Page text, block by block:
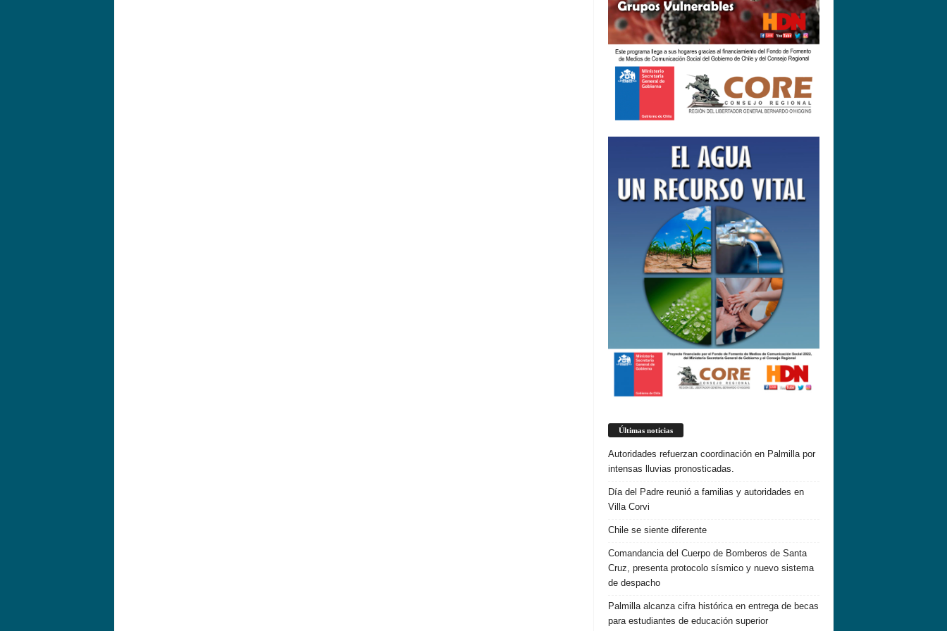
Últimas noticias
Autoridades refuerzan coordinación en Palmilla por
intensas lluvias pronosticadas.
Día del Padre reunió a familias y autoridades en
Villa Corvi
Chile se siente diferente
Comandancia del Cuerpo de Bomberos de Santa
Cruz, presenta protocolo sísmico y nuevo sistema
de despacho
Palmilla alcanza cifra histórica en entrega de becas
para estudiantes de educación superior